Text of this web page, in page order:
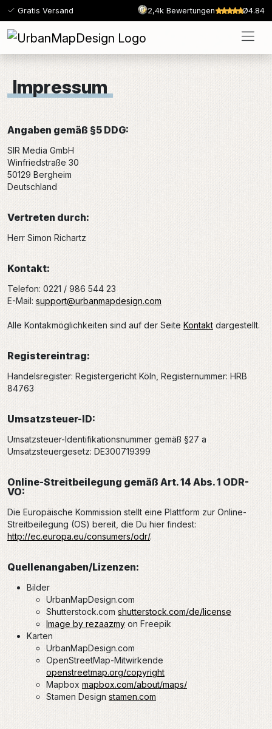
Gratis Versand 2,4k Bewertungen Ø4.84
Impressum
Angaben gemäß §5 DDG:
SIR Media GmbH
Winfriedstraße 30
50129 Bergheim
Deutschland
Vertreten durch:
Herr Simon Richartz
Kontakt:
Telefon: 0221 / 986 544 23
E-Mail: support@urbanmapdesign.com
Alle Kontakmöglichkeiten sind auf der Seite Kontakt dargestellt.
Registereintrag:
Handelsregister: Registergericht Köln, Registernummer: HRB
84763
Umsatzsteuer-ID:
Umsatzsteuer-Identifikationsnummer gemäß §27 a
Umsatzsteuergesetz: DE300719399
Online-Streitbeilegung gemäß Art. 14 Abs. 1 ODR-
VO:
Die Europäische Kommission stellt eine Plattform zur Online-
Streitbeilegung (OS) bereit, die Du hier findest:
http://ec.europa.eu/consumers/odr/.
Quellenangaben/Lizenzen:
Bilder
UrbanMapDesign.com
Shutterstock.comshutterstock.com/de/license
Image by rezaazmy on Freepik
Karten
UrbanMapDesign.com
OpenStreetMap-Mitwirkende
openstreetmap.org/copyright
Mapboxmapbox.com/about/maps/
Stamen Designstamen.com